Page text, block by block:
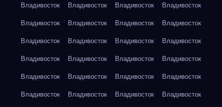
Владивосток
Владивосток Владивосток
Владивосток
Владивосток
Владивосток Владивосток
Владивосток
Владивосток
Владивосток Владивосток
Владивосток
Владивосток
Владивосток Владивосток
Владивосток
Владивосток
Владивосток Владивосток
Владивосток
Владивосток
Владивосток Владивосток
Владивосток